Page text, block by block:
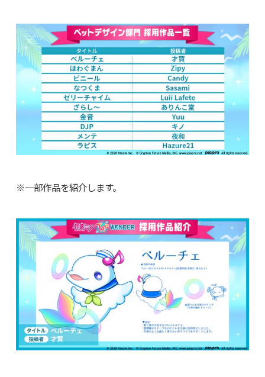
※一部作品を紹介します。